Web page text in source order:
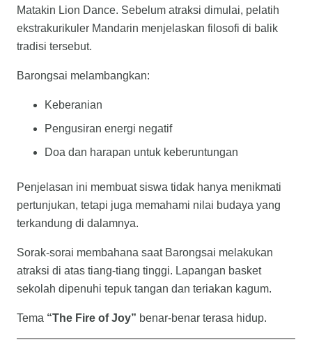
Matakin Lion Dance. Sebelum atraksi dimulai, pelatih
ekstrakurikuler Mandarin menjelaskan filosofi di balik
tradisi tersebut.
Barongsai melambangkan:
Keberanian
Pengusiran energi negatif
Doa dan harapan untuk keberuntungan
Penjelasan ini membuat siswa tidak hanya menikmati
pertunjukan, tetapi juga memahami nilai budaya yang
terkandung di dalamnya.
Sorak-sorai membahana saat Barongsai melakukan
atraksi di atas tiang-tiang tinggi. Lapangan basket
sekolah dipenuhi tepuk tangan dan teriakan kagum.
Tema “The Fire of Joy” benar-benar terasa hidup.